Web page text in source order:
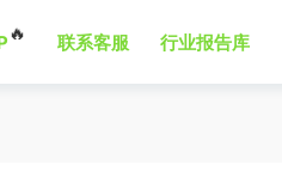
🔥 联系客服 行业报告库